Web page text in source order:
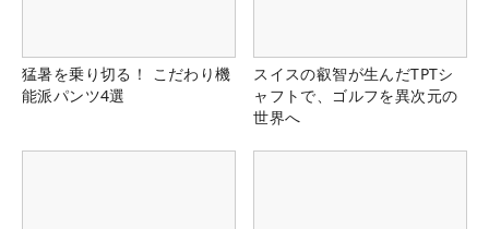
猛暑を乗り切る！ こだわり機
能派パンツ4選
スイスの叡智が生んだTPTシ
ャフトで、ゴルフを異次元の
世界へ